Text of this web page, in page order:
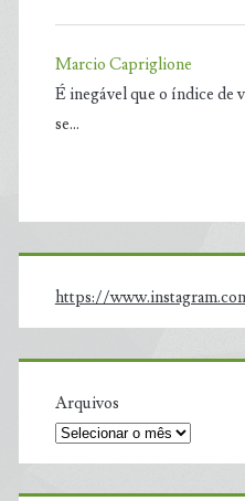
Marcio Capriglione
É inegável que o índice de
se…
https://
Arquivos